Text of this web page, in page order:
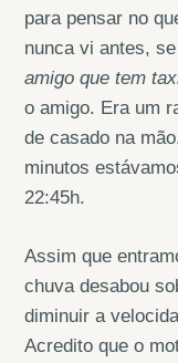
para pensar no
nunca vi antes,
amigo que tem
o amigo. Era um
de casado na
minutos
22:45h.
Assim que
chuva desabou
diminuir a
Acredito que o